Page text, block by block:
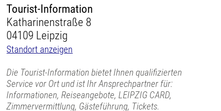
Tourist-Information
Katharinenstraße 8
04109 Leipzig
Standort anzeigen
Die Tourist-Information bietet Ihnen qualifizierten
Service vor Ort und ist Ihr Ansprechpartner für:
Informationen, Reiseangebote, LEIPZIG CARD,
Zimmervermittlung, Gästeführung, Tickets.